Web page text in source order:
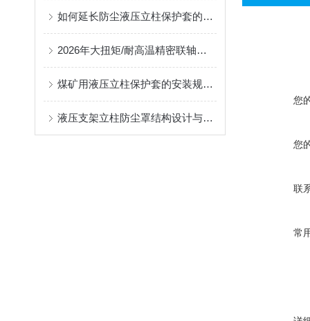
如何延长防尘液压立柱保护套的使用寿命？
2026年大扭矩/耐高温精密联轴器定制找哪家？能实现精准定制的优质厂家盘点
煤矿用液压立柱保护套的安装规范与使用寿命提升方案
液压支架立柱防尘罩结构设计与密封防护原理
您
您
联
常